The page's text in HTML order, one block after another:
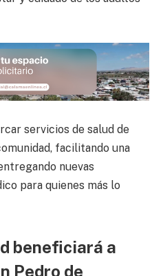
servicios de salud de
facilitando una
nuevas
para quienes más lo
beneficiará a
Pedro de